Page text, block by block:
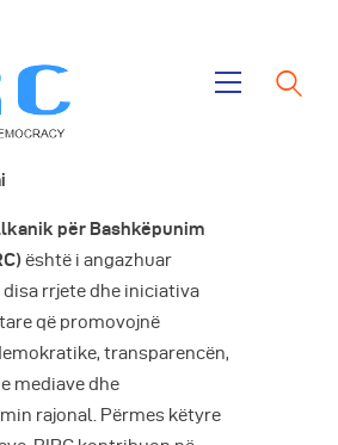
për Bashkëpunim
është i angazhuar
rrjete dhe iniciativa
që promovojnë
transparencën,
mediave dhe
rajonal. Përmes këtyre